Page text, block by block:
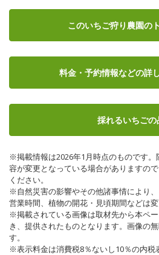
このいちご狩り農園の
料金・予約情報などの詳
採れるいちごの
※掲載情報は2026年1月時点のものです
容が変更となっている場合がありますの
ください。
※自然災害の影響やその他諸事情により
営業時間、植物の開花・見頃期間などは変
※掲載されている画像は取材先から本ペ
き、提供されたものとなります。画像の
す。
※表示料金は消費税8％ないし10％の内税